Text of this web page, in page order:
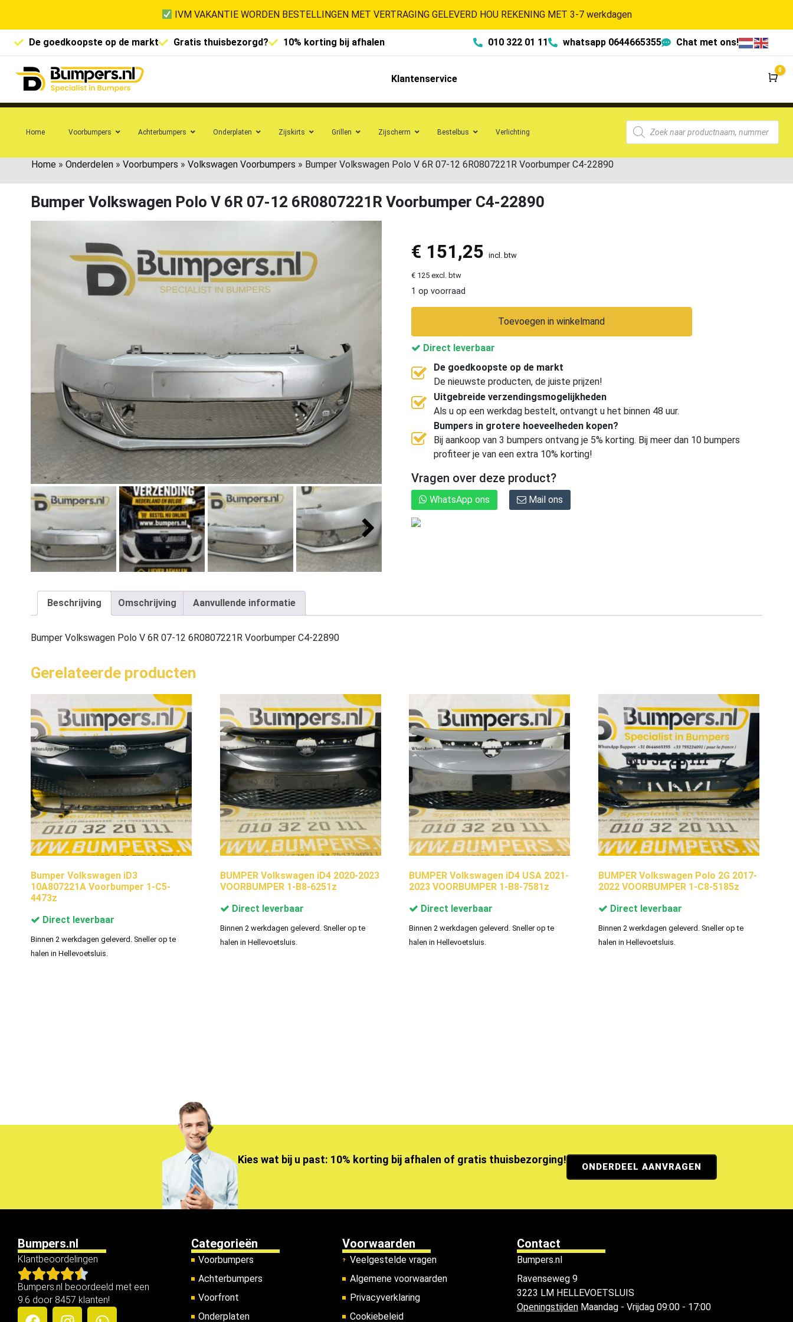
IVM VAKANTIE WORDEN BESTELLINGEN MET VERTRAGING GELEVERD HOU REKENING MET 3-7 werkdagen
De goedkoopste op de markt Gratis thuisbezorgd? 10% korting bij afhalen 010 322 01 11 whatsapp 0644665355 Chat met ons!
Klantenservice
0
Home Voorbumpers Achterbumpers Onderplaten Zijskirts Grillen Zijscherm Bestelbus Verlichting
Home » Onderdelen » Voorbumpers » Volkswagen Voorbumpers » Bumper Volkswagen Polo V 6R 07-12 6R0807221R Voorbumper C4-22890
Bumper Volkswagen Polo V 6R 07-12 6R0807221R Voorbumper C4-22890
€ 151,25 incl. btw
€ 125 excl. btw
1 op voorraad
Toevoegen in winkelmand
Direct leverbaar
De goedkoopste op de markt
De nieuwste producten, de juiste prijzen!
Uitgebreide verzendingsmogelijkheden
Als u op een werkdag bestelt, ontvangt u het binnen 48 uur.
Bumpers in grotere hoeveelheden kopen?
Bij aankoop van 3 bumpers ontvang je 5% korting. Bij meer dan 10 bumpers
profiteer je van een extra 10% korting!
Vragen over deze product?
WhatsApp ons Mail ons
Beschrijving Omschrijving Aanvullende informatie
Bumper Volkswagen Polo V 6R 07-12 6R0807221R Voorbumper C4-22890
Gerelateerde producten
Bumper Volkswagen iD3
10A807221A Voorbumper 1-C5-
4473z
Direct leverbaar
Binnen 2 werkdagen geleverd. Sneller op te
halen in Hellevoetsluis.
BUMPER Volkswagen iD4 2020-2023
VOORBUMPER 1-B8-6251z
Direct leverbaar
Binnen 2 werkdagen geleverd. Sneller op te
halen in Hellevoetsluis.
BUMPER Volkswagen iD4 USA 2021-
2023 VOORBUMPER 1-B8-7581z
Direct leverbaar
Binnen 2 werkdagen geleverd. Sneller op te
halen in Hellevoetsluis.
BUMPER Volkswagen Polo 2G 2017-
2022 VOORBUMPER 1-C8-5185z
Direct leverbaar
Binnen 2 werkdagen geleverd. Sneller op te
halen in Hellevoetsluis.
Kies wat bij u past: 10% korting bij afhalen of gratis thuisbezorging!
ONDERDEEL AANVRAGEN
Bumpers.nl
Klantbeoordelingen
Bumpers.nl beoordeeld met een
9.6 door 8457 klanten!
Categorieën
Voorbumpers
Achterbumpers
Voorfront
Onderplaten
Voorwaarden
Veelgestelde vragen
Algemene voorwaarden
Privacyverklaring
Cookiebeleid
Contact
Bumpers.nl
Ravenseweg 9
3223 LM HELLEVOETSLUIS
OpeningstijdenMaandag - Vrijdag 09:00 - 17:00